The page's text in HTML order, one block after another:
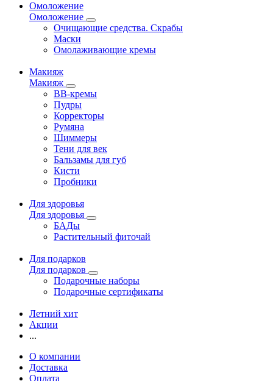
Омоложение
Омоложение
Очищающие средства. Скрабы
Маски
Омолаживающие кремы
Макияж
Макияж
ВВ-кремы
Пудры
Корректоры
Румяна
Шиммеры
Тени для век
Бальзамы для губ
Кисти
Пробники
Для здоровья
Для здоровья
БАДы
Растительный фиточай
Для подарков
Для подарков
Подарочные наборы
Подарочные сертификаты
Летний хит
Акции
...
О компании
Доставка
Оплата